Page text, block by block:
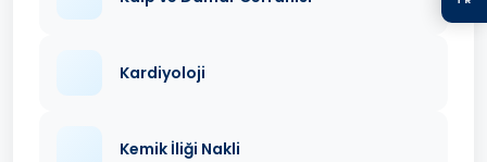
Kardiyoloji
Kemik İliği Nakli